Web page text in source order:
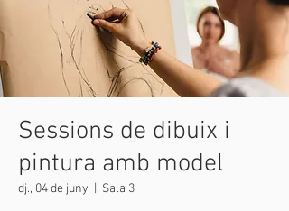
Sessions de dibuix i
pintura amb model
dj., 04 de juny Sala 3